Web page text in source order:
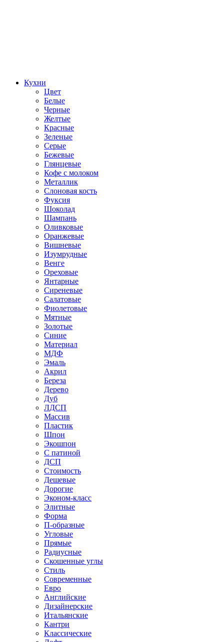
Кухни
Цвет
Белые
Черные
Желтые
Красные
Зеленые
Серые
Бежевые
Глянцевые
Кофе с молоком
Металлик
Слоновая кость
Фуксия
Шоколад
Шампань
Оливковые
Оранжевые
Вишневые
Изумрудные
Венге
Ореховые
Янтарные
Сиреневые
Салатовые
Фиолетовые
Мятные
Золотые
Синие
Материал
МДФ
Эмаль
Акрил
Береза
Дерево
Дуб
ЛДСП
Массив
Пластик
Шпон
Экошпон
С патиной
ДСП
Стоимость
Дешевые
Дорогие
Эконом-класс
Элитные
Форма
П-образные
Угловые
Прямые
Радиусные
Скошенные углы
Стиль
Современные
Евро
Английские
Дизайнерские
Итальянские
Кантри
Классические